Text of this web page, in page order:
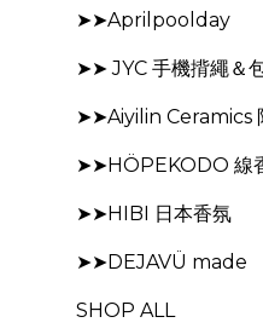
➤➤Aprilpoolday
➤➤ JYC 手機揹繩＆
➤➤Aiyilin Ceramics
➤➤HÖPEKODO 線
➤➤HIBI 日本香氛
➤➤DEJAVÜ made
SHOP ALL